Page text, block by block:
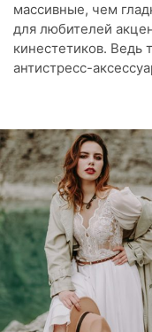
массивные, чем
для любителей
кинестетиков. Ведь
антистресс-